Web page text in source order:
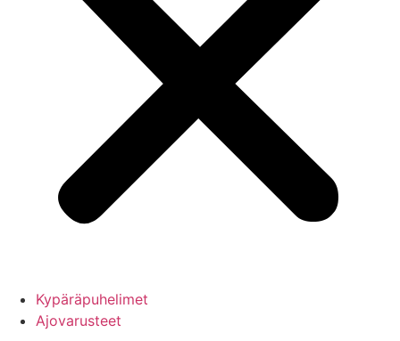
Kypäräpuhelimet
Ajovarusteet